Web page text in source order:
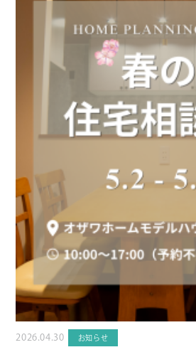
2026.04.30 お知らせ